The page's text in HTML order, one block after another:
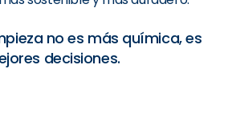
no es más química, es
decisiones.